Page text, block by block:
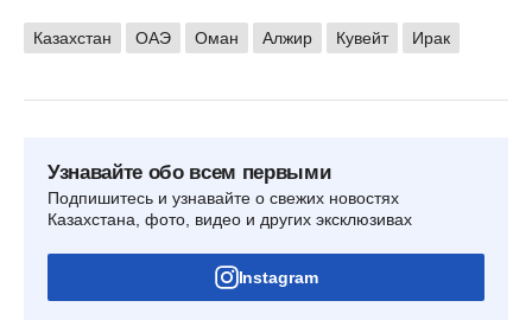
Казахстан ОАЭ Оман Алжир Кувейт Ирак
Узнавайте обо всем первыми
Подпишитесь и узнавайте о свежих новостях
Казахстана, фото, видео и других эксклюзивах
Instagram